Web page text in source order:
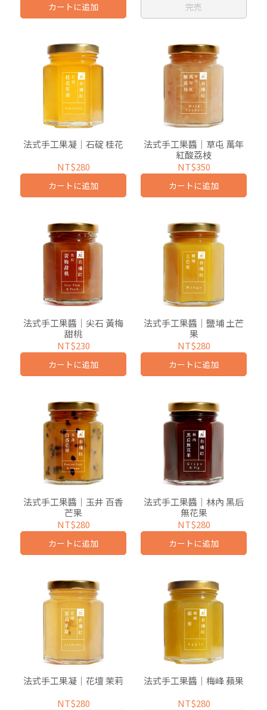
カートに追加 完売
法式手工果凝｜石碇 桂花
NT$280
カートに追加
法式手工果醬｜草屯 萬年
紅酸荔枝
NT$350
カートに追加
法式手工果醬｜尖石 黃梅
甜桃
NT$230
カートに追加
法式手工果醬｜鹽埔 土芒
果
NT$280
カートに追加
法式手工果醬｜玉井 百香
芒果
NT$280
カートに追加
法式手工果醬｜林內 黑后
無花果
NT$280
カートに追加
法式手工果凝｜花壇 茉莉
NT$280
法式手工果醬｜梅峰 蘋果
NT$280